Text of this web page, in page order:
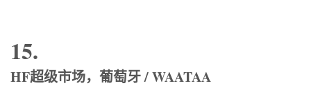
15.
HF超级市场，葡萄牙 / WAATAA